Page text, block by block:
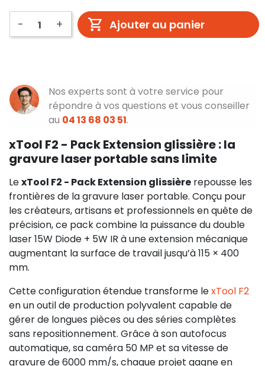
- + Ajouter au panier
Nos experts sont à votre service pour
répondre à vos questions et vous conseiller
au 04 13 68 03 51.
xTool F2 - Pack Extension glissière : la
gravure laser portable sans limite
LexTool F2 - Pack Extension glissière repousse les
frontières de la gravure laser portable. Conçu pour
les créateurs, artisans et professionnels en quête de
précision, ce pack combine la puissance du double
laser 15W Diode + 5W IR à une extension mécanique
augmentant la surface de travail jusqu’à 115 × 400
mm.
Cette configuration étendue transforme lexTool F2
en un outil de production polyvalent capable de
gérer de longues pièces ou des séries complètes
sans repositionnement. Grâce à son autofocus
automatique, sa caméra 50 MP et sa vitesse de
gravure de 6000 mm/s, chaque projet gagne en